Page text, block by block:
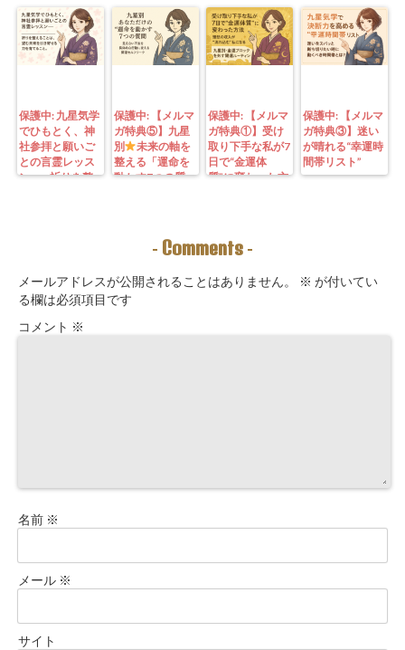
保護中: 九星気学
でひもとく、神
社参拝と願いご
との言霊レッス
ン—— 祈りを整
保護中: 【メルマ
ガ特典⑤】九星
別
未来の軸を
整える「運命を
動かす7つの質
ーチングできま
保護中: 【メルマ
ガ特典①】受け
取り下手な私が7
日で“金運体
質”に変わった方
九星別・金運ブ
ロックを外す開
保護中: 【メルマ
ガ特典③】迷い
が晴れる“幸運時
間帯リスト”
- Comments -
メールアドレスが公開されることはありません。 ※ が付いてい
る欄は必須項目です
コメント ※
名前 ※
メール ※
サイト